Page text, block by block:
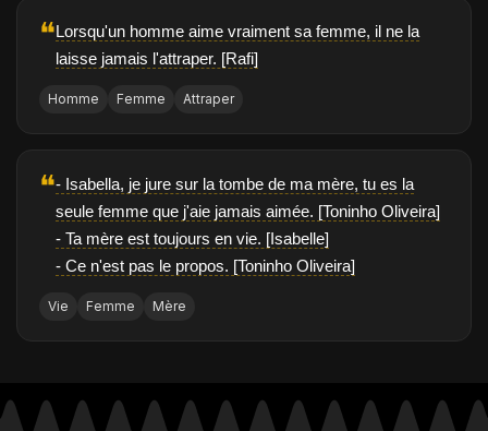
❝Lorsqu'un homme aime vraiment sa femme, il ne la
laisse jamais l'attraper. [Rafi]
Homme Femme Attraper
❝- Isabella, je jure sur la tombe de ma mère, tu es la
seule femme que j'aie jamais aimée. [Toninho Oliveira]
- Ta mère est toujours en vie. [Isabelle]
- Ce n'est pas le propos. [Toninho Oliveira]
Vie Femme Mère